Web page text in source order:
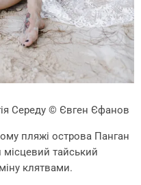
Середу © Євген Єфанов
пляжі острова Панган
місцевий тайський
клятвами.